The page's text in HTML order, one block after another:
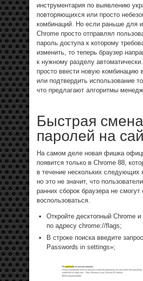
инструментария по выявлению
повторяющихся или просто
комбинаций. Но если раньше для
Chrome просто отправлял
пароль доступа к которому
изменить, то теперь браузер
к нужному разделу
просто ввести новую комбинацию
или подтвердить использование
что предлагают алгоритмы
Быстрая смена
паролей на
На самом деле новая фишка
появится только в Chrome 88,
в течение нескольких следующих
но это не значит, что
ранних сборок браузера не смогут
воспользоваться.
Откройте десктопный Chrome и
по адресу chrome://flags;
В строке поиска введите
Passwords in settings»;